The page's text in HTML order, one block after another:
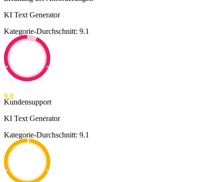
KI Text Generator
Kategorie-Durchschnitt: 9.1
9.8
Kundensupport
KI Text Generator
Kategorie-Durchschnitt: 9.1